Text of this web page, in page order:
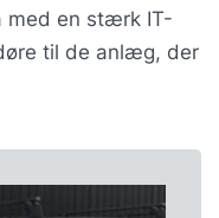
med en stærk IT-
til de anlæg, der